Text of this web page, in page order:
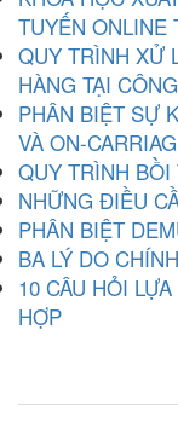
TUYẾN ONLINE
QUY TRÌNH XỬ
HÀNG TẠI
PHÂN BIỆT SỰ
VÀ ON-
QUY TRÌNH
NHỮNG ĐIỀU
PHÂN BIỆT
BA LÝ DO
10 CÂU HỎI
HỢP